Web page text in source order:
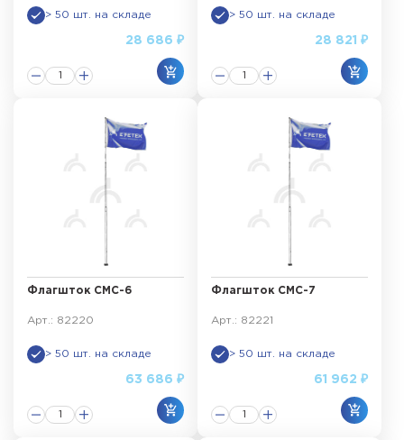
> 50 шт. на складе
28 686 ₽
> 50 шт. на складе
28 821 ₽
Флагшток СМС-6
Арт.: 82220
> 50 шт. на складе
63 686 ₽
Флагшток СМС-7
Арт.: 82221
> 50 шт. на складе
61 962 ₽